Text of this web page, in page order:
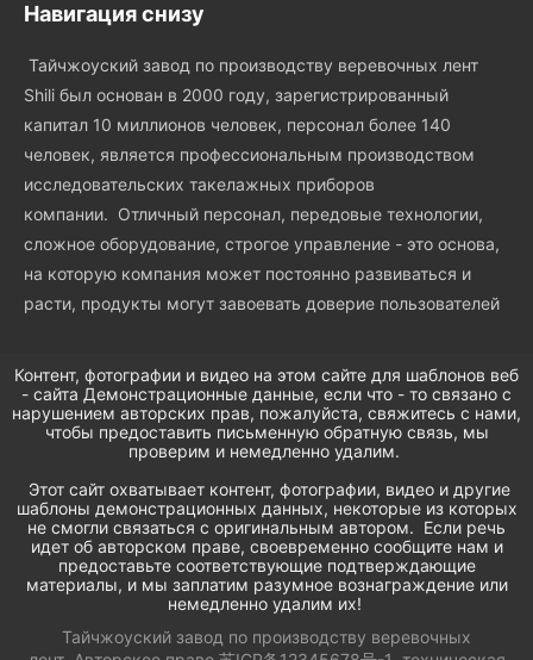
Навигация снизу
Тайчжоуский завод по производству веревочных лент
Shili был основан в 2000 году, зарегистрированный
капитал 10 миллионов человек, персонал более 140
человек, является профессиональным производством
исследовательских такелажных приборов
компании. Отличный персонал, передовые технологии,
сложное оборудование, строгое управление - это основа,
на которую компания может постоянно развиваться и
расти, продукты могут завоевать доверие пользователей
Контент, фотографии и видео на этом сайте для шаблонов веб
- сайта Демонстрационные данные, если что - то связано с
нарушением авторских прав, пожалуйста, свяжитесь с нами,
чтобы предоставить письменную обратную связь, мы
проверим и немедленно удалим.
Этот сайт охватывает контент, фотографии, видео и другие
шаблоны демонстрационных данных, некоторые из которых
не смогли связаться с оригинальным автором. Если речь
идет об авторском праве, своевременно сообщите нам и
предоставьте соответствующие подтверждающие
материалы, и мы заплатим разумное вознаграждение или
немедленно удалим их!
Тайчжоуский завод по производству веревочных